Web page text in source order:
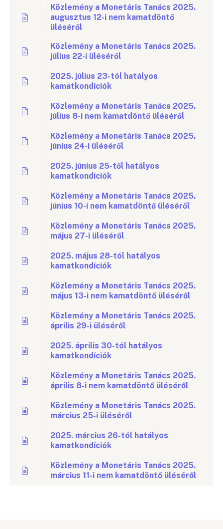
Közlemény a Monetáris Tanács 2025.
augusztus 12-i nem kamatdöntő
üléséről
Közlemény a Monetáris Tanács 2025.
július 22-i üléséről
2025. július 23-tól hatályos
kamatkondíciók
Közlemény a Monetáris Tanács 2025.
július 8-i nem kamatdöntő üléséről
Közlemény a Monetáris Tanács 2025.
június 24-i üléséről
2025. június 25-től hatályos
kamatkondíciók
Közlemény a Monetáris Tanács 2025.
június 10-i nem kamatdöntő üléséről
Közlemény a Monetáris Tanács 2025.
május 27-i üléséről
2025. május 28-tól hatályos
kamatkondíciók
Közlemény a Monetáris Tanács 2025.
május 13-i nem kamatdöntő üléséről
Közlemény a Monetáris Tanács 2025.
április 29-i üléséről
2025. április 30-tól hatályos
kamatkondíciók
Közlemény a Monetáris Tanács 2025.
április 8-i nem kamatdöntő üléséről
Közlemény a Monetáris Tanács 2025.
március 25-i üléséről
2025. március 26-tól hatályos
kamatkondíciók
Közlemény a Monetáris Tanács 2025.
március 11-i nem kamatdöntő üléséről